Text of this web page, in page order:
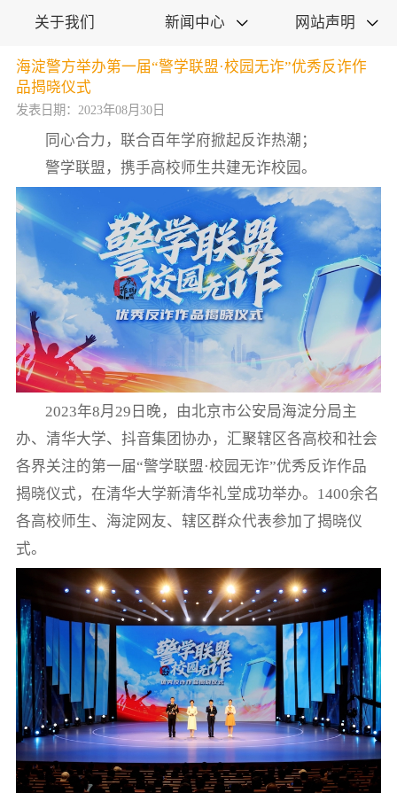
关于我们 新闻中心  网站声明 
海淀警方举办第一届“警学联盟·校园无诈”优秀反诈作
品揭晓仪式
发表日期：2023年08月30日
同心合力，联合百年学府掀起反诈热潮；
警学联盟，携手高校师生共建无诈校园。
2023年8月29日晚，由北京市公安局海淀分局主
办、清华大学、抖音集团协办，汇聚辖区各高校和社会
各界关注的第一届“警学联盟·校园无诈”优秀反诈作品
揭晓仪式，在清华大学新清华礼堂成功举办。1400余名
各高校师生、海淀网友、辖区群众代表参加了揭晓仪
式。